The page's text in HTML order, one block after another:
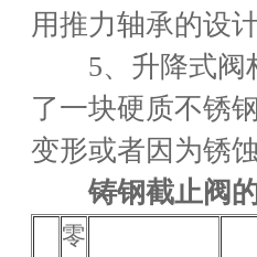
用推力轴承的设
5、升降式阀
了一块硬质不锈
变形或者因为锈
铸钢截止阀
零